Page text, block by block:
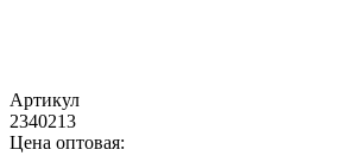
Артикул
2340213
Цена оптовая: